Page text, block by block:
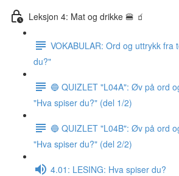
Leksjon 4: Mat og drikke 🍔 🧃
VOKABULAR: Ord og uttrykk fra
du?"
🔵 QUIZLET "L04A": Øv på ord
"Hva spiser du?" (del 1/2)
🔵 QUIZLET "L04B": Øv på ord
"Hva spiser du?" (del 2/2)
4.01: LESING: Hva spiser du?